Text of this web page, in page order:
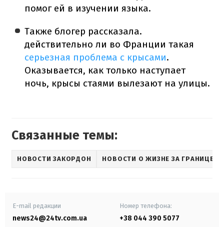
помог ей в изучении языка.
Также блогер рассказала.
действительно ли во Франции такая
серьезная проблема с крысами.
Оказывается, как только наступает
ночь, крысы стаями вылезают на улицы.
Связанные темы:
НОВОСТИ ЗАКОРДОН НОВОСТИ О ЖИЗНЕ ЗА ГРАНИЦЕЙ
E-mail редакции
news24@24tv.com.ua
Номер телефона:
+38 044 390 5077